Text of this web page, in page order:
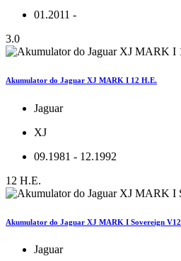
01.2011 -
3.0
Akumulator do Jaguar XJ MARK I 12 H.E.
Jaguar
XJ
09.1981 - 12.1992
12 H.E.
Akumulator do Jaguar XJ MARK I Sovereign V12
Jaguar